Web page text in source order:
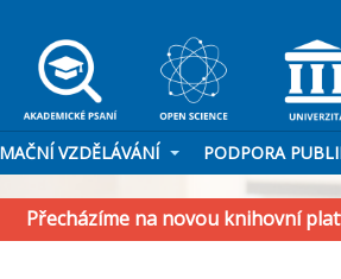
VZDĚLÁVÁNÍ PODPORA
Přecházíme na novou knihovní